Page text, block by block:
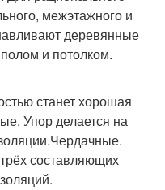
межэтажного и
деревянные
и потолком.
станет хорошая
Упор делается на
составляющих